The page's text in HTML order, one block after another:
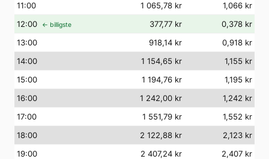
11:00 1 065,78 kr
1,066 kr
12:00 ← billigste 377,77 kr
0,378 kr
13:00 918,14 kr
0,918 kr
14:00 1 154,65 kr
1,155 kr
15:00 1 194,76 kr
1,195 kr
16:00 1 242,00 kr
1,242 kr
17:00 1 551,79 kr
1,552 kr
18:00 2 122,88 kr
2,123 kr
19:00 2 407,24 kr
2,407 kr